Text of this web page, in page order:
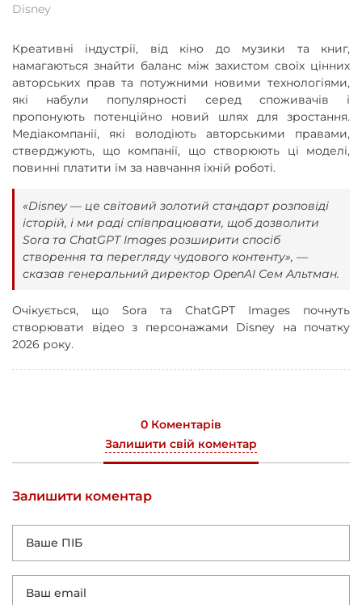
Disney
Креативні індустрії, від кіно до музики та книг,
намагаються знайти баланс між захистом своїх цінних
авторських прав та потужними новими технологіями,
які набули популярності серед споживачів і
пропонують потенційно новий шлях для зростання.
Медіакомпанії, які володіють авторськими правами,
стверджують, що компанії, що створюють ці моделі,
повинні платити їм за навчання їхній роботі.
«Disney — це світовий золотий стандарт розповіді
історій, і ми раді співпрацювати, щоб дозволити
Sora та ChatGPT Images розширити спосіб
створення та перегляду чудового контенту», —
сказав генеральний директор OpenAI Сем Альтман.
Очікується, що Sora та ChatGPT Images почнуть
створювати відео з персонажами Disney на початку
2026 року.
0 Коментарів
Залишити свій коментар
Залишити коментар